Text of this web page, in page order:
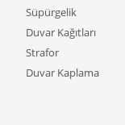
Süpürgelik
Duvar Kağıtları
Strafor
Duvar Kaplama